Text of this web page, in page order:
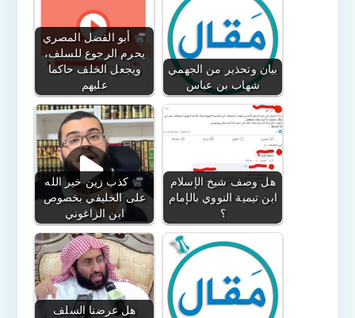
أبو الفضل المصري
يحرم الرجوع للسلف،
ويجعل الخلف حاكما
عليهم
بيان وتحذير من الجهمي
شهاب بن عباس
كذب زين خير الله
على الخليفي بخصوص
ابن الزاغوني
هل وصف شيخ الإسلام
ابن تيمية النووي بالإمام
؟
هل عرضنا السلف